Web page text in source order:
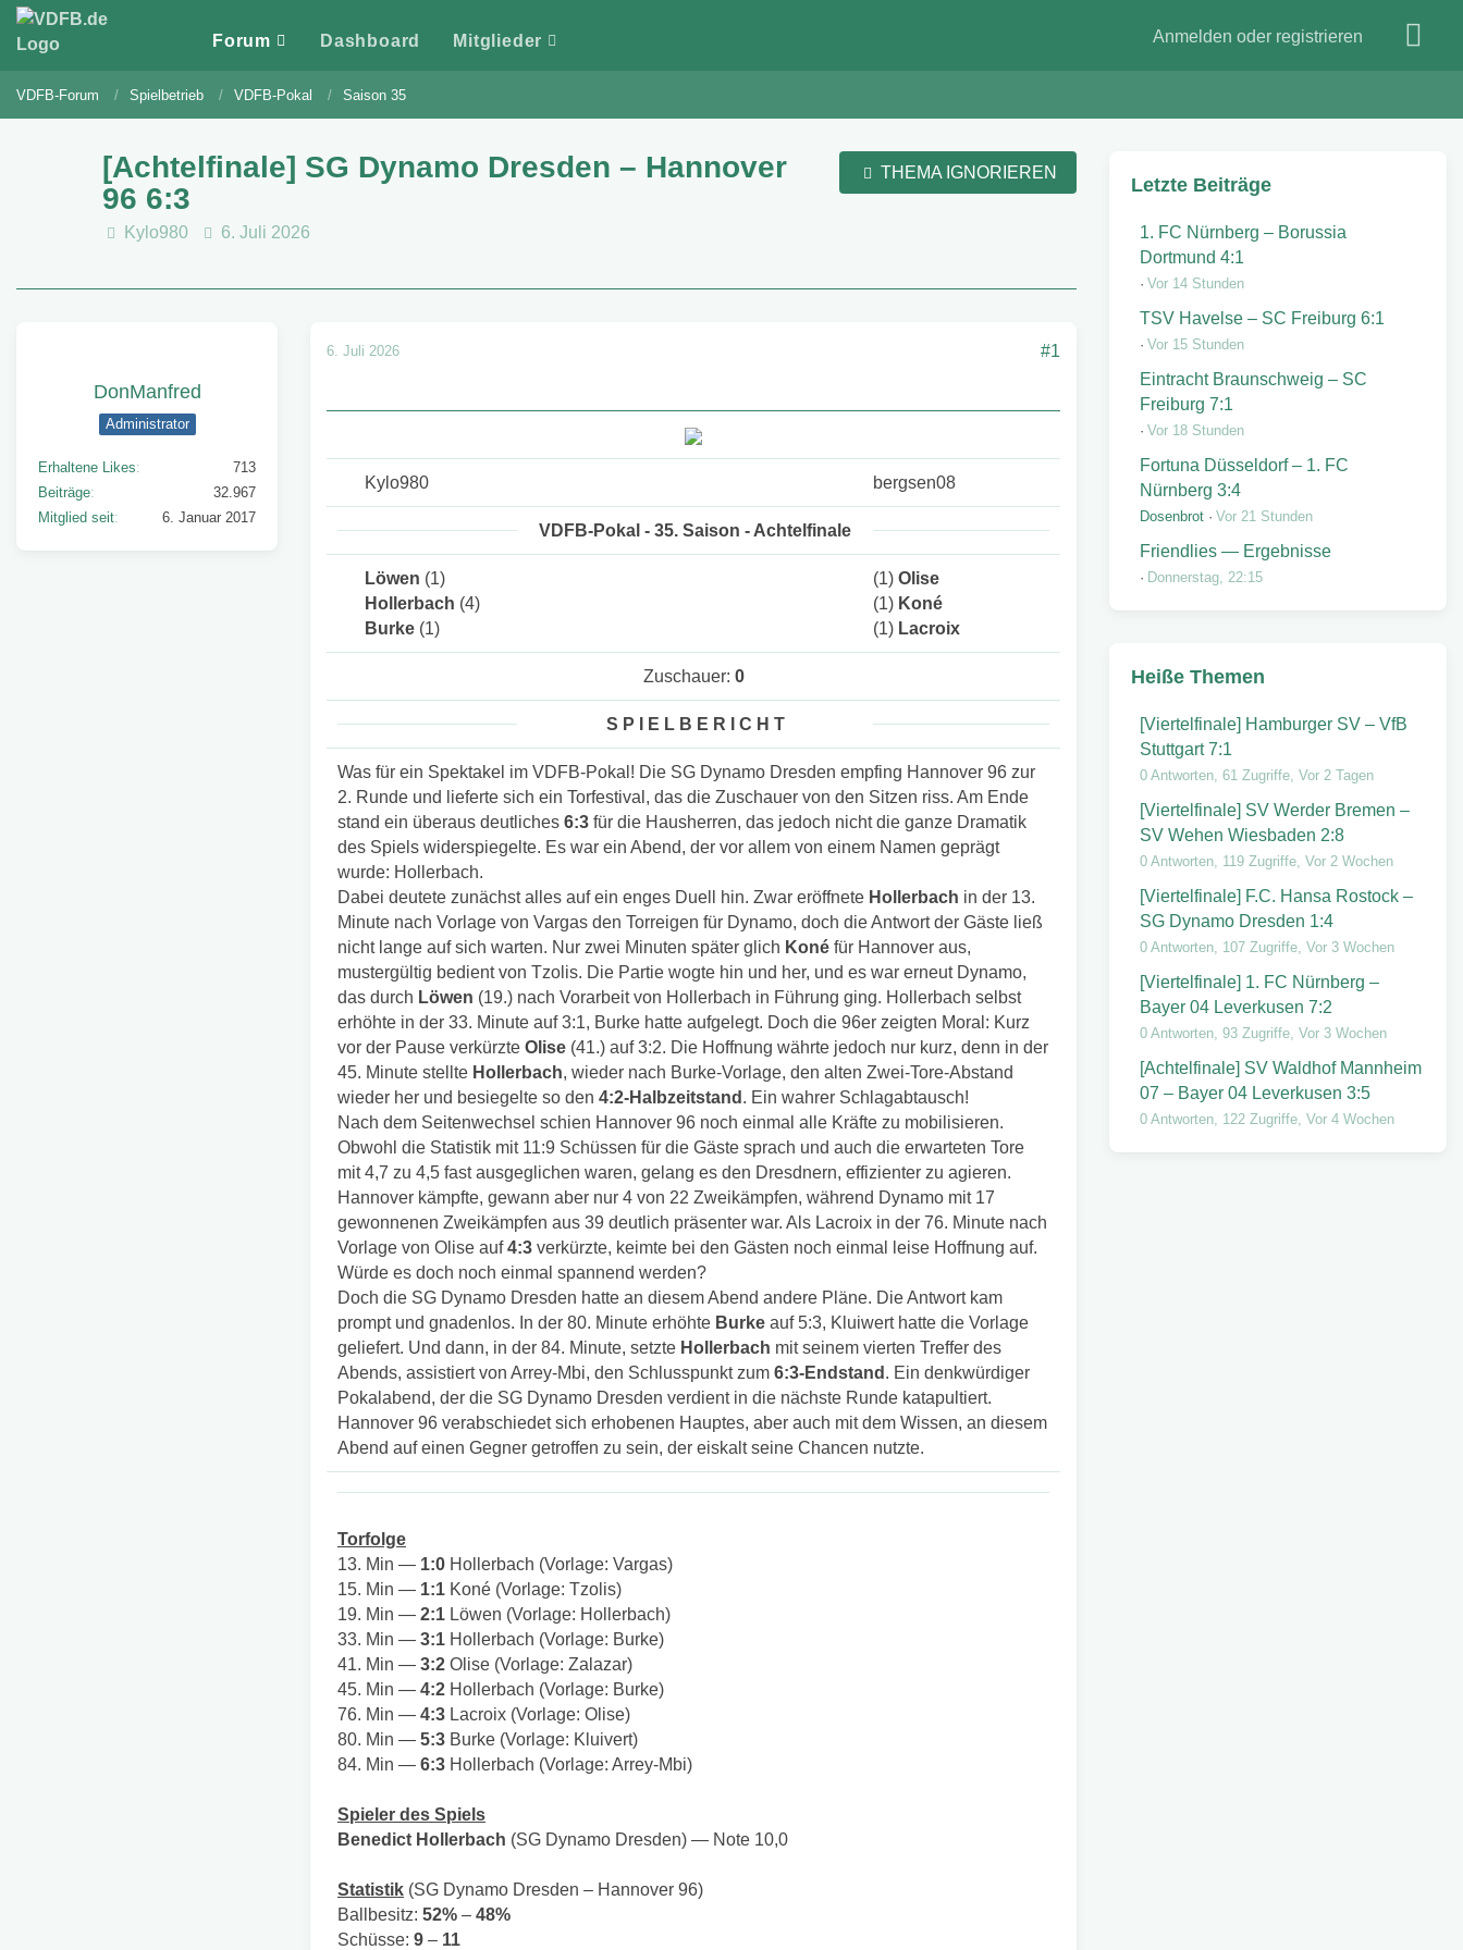
Forum Dashboard Mitglieder Anmelden oder registrieren
VDFB-Forum Spielbetrieb VDFB-Pokal Saison 35
[Achtelfinale] SG Dynamo Dresden – Hannover
96 6:3
Kylo980 6. Juli 2026
THEMA IGNORIEREN
DonManfred
Administrator
Erhaltene Likes
713
Beiträge
32.967
Mitglied seit
6. Januar 2017
6. Juli 2026 #1
Kylo980 bergsen08
VDFB-Pokal - 35. Saison - Achtelfinale
Löwen (1)
Hollerbach (4)
Burke (1)
(1) Olise
(1) Koné
(1) Lacroix
Zuschauer: 0
S P I E L B E R I C H T
Was für ein Spektakel im VDFB-Pokal! Die SG Dynamo Dresden empfing Hannover 96 zur
2. Runde und lieferte sich ein Torfestival, das die Zuschauer von den Sitzen riss. Am Ende
stand ein überaus deutliches 6:3 für die Hausherren, das jedoch nicht die ganze Dramatik
des Spiels widerspiegelte. Es war ein Abend, der vor allem von einem Namen geprägt
wurde: Hollerbach.
Dabei deutete zunächst alles auf ein enges Duell hin. Zwar eröffnete Hollerbach in der 13.
Minute nach Vorlage von Vargas den Torreigen für Dynamo, doch die Antwort der Gäste ließ
nicht lange auf sich warten. Nur zwei Minuten später glich Koné für Hannover aus,
mustergültig bedient von Tzolis. Die Partie wogte hin und her, und es war erneut Dynamo,
das durch Löwen (19.) nach Vorarbeit von Hollerbach in Führung ging. Hollerbach selbst
erhöhte in der 33. Minute auf 3:1, Burke hatte aufgelegt. Doch die 96er zeigten Moral: Kurz
vor der Pause verkürzte Olise (41.) auf 3:2. Die Hoffnung währte jedoch nur kurz, denn in der
45. Minute stellte Hollerbach, wieder nach Burke-Vorlage, den alten Zwei-Tore-Abstand
wieder her und besiegelte so den 4:2-Halbzeitstand . Ein wahrer Schlagabtausch!
Nach dem Seitenwechsel schien Hannover 96 noch einmal alle Kräfte zu mobilisieren.
Obwohl die Statistik mit 11:9 Schüssen für die Gäste sprach und auch die erwarteten Tore
mit 4,7 zu 4,5 fast ausgeglichen waren, gelang es den Dresdnern, effizienter zu agieren.
Hannover kämpfte, gewann aber nur 4 von 22 Zweikämpfen, während Dynamo mit 17
gewonnenen Zweikämpfen aus 39 deutlich präsenter war. Als Lacroix in der 76. Minute nach
Vorlage von Olise auf4:3 verkürzte, keimte bei den Gästen noch einmal leise Hoffnung auf.
Würde es doch noch einmal spannend werden?
Doch die SG Dynamo Dresden hatte an diesem Abend andere Pläne. Die Antwort kam
prompt und gnadenlos. In der 80. Minute erhöhte Burke auf 5:3, Kluiwert hatte die Vorlage
geliefert. Und dann, in der 84. Minute, setzte Hollerbach mit seinem vierten Treffer des
Abends, assistiert von Arrey-Mbi, den Schlusspunkt zum 6:3-Endstand . Ein denkwürdiger
Pokalabend, der die SG Dynamo Dresden verdient in die nächste Runde katapultiert.
Hannover 96 verabschiedet sich erhobenen Hauptes, aber auch mit dem Wissen, an diesem
Abend auf einen Gegner getroffen zu sein, der eiskalt seine Chancen nutzte.
Torfolge
13. Min — 1:0 Hollerbach (Vorlage: Vargas)
15. Min — 1:1 Koné (Vorlage: Tzolis)
19. Min — 2:1 Löwen (Vorlage: Hollerbach)
33. Min — 3:1 Hollerbach (Vorlage: Burke)
41. Min — 3:2 Olise (Vorlage: Zalazar)
45. Min — 4:2 Hollerbach (Vorlage: Burke)
76. Min — 4:3 Lacroix (Vorlage: Olise)
80. Min — 5:3 Burke (Vorlage: Kluivert)
84. Min — 6:3 Hollerbach (Vorlage: Arrey-Mbi)
Spieler des Spiels
Benedict Hollerbach (SG Dynamo Dresden) — Note 10,0
Statistik (SG Dynamo Dresden – Hannover 96)
Ballbesitz: 52% – 48%
Schüsse: 9 – 11
Letzte Beiträge
1. FC Nürnberg – Borussia
Dortmund 4:1
Vor 14 Stunden
TSV Havelse – SC Freiburg 6:1
Vor 15 Stunden
Eintracht Braunschweig – SC
Freiburg 7:1
Vor 18 Stunden
Fortuna Düsseldorf – 1. FC
Nürnberg 3:4
Dosenbrot Vor 21 Stunden
Friendlies — Ergebnisse
Donnerstag, 22:15
Heiße Themen
[Viertelfinale] Hamburger SV – VfB
Stuttgart 7:1
0 Antworten, 61 Zugriffe, Vor 2 Tagen
[Viertelfinale] SV Werder Bremen –
SV Wehen Wiesbaden 2:8
0 Antworten, 119 Zugriffe, Vor 2 Wochen
[Viertelfinale] F.C. Hansa Rostock –
SG Dynamo Dresden 1:4
0 Antworten, 107 Zugriffe, Vor 3 Wochen
[Viertelfinale] 1. FC Nürnberg –
Bayer 04 Leverkusen 7:2
0 Antworten, 93 Zugriffe, Vor 3 Wochen
[Achtelfinale] SV Waldhof Mannheim
07 – Bayer 04 Leverkusen 3:5
0 Antworten, 122 Zugriffe, Vor 4 Wochen